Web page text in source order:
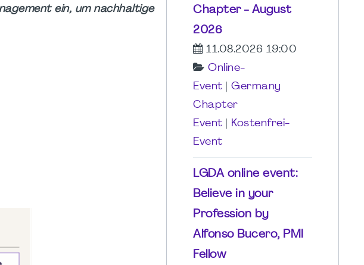
ein, um nachhaltige
Chapter - August
2026
11.08.2026 19:00
Online-
Event
Germany
Chapter
Event
Kostenfrei-
Event
LGDA online event:
Believe in your
Profession by
Alfonso Bucero, PMI
Fellow